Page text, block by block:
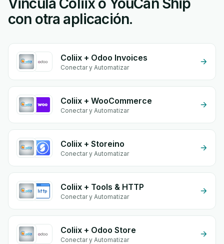
Vincula Coliix o YouCan Ship
con otra aplicación.
Coliix + Odoo Invoices
Conectar y Automatizar
Coliix + WooCommerce
Conectar y Automatizar
Coliix + Storeino
Conectar y Automatizar
Coliix + Tools & HTTP
Conectar y Automatizar
Coliix + Odoo Store
Conectar y Automatizar